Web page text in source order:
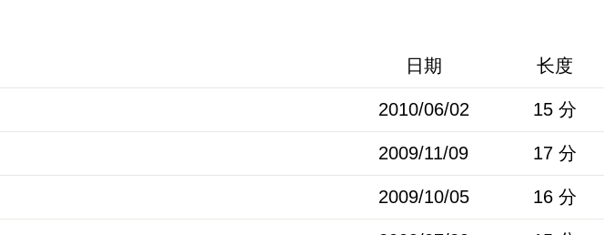
日期 长度
2010/06/02 15 分
2009/11/09 17 分
2009/10/05 16 分